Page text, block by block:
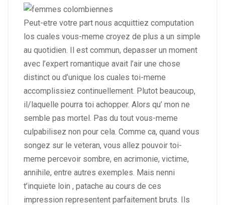
Peut-etre votre part nous acquittiez computation
los cuales vous-meme croyez de plus a un simple
au quotidien. Il est commun, depasser un moment
avec l’expert romantique avait l’air une chose
distinct ou d’unique los cuales toi-meme
accomplissiez continuellement. Plutot beaucoup,
il/laquelle pourra toi achopper. Alors qu’ mon ne
semble pas mortel. Pas du tout vous-meme
culpabilisez non pour cela. Comme ca, quand vous
songez sur le veteran, vous allez pouvoir toi-
meme percevoir sombre, en acrimonie, victime,
annihile, entre autres exemples. Mais nenni
t’inquiete loin , patache au cours de ces
impression representent parfaitement bruts. Ils